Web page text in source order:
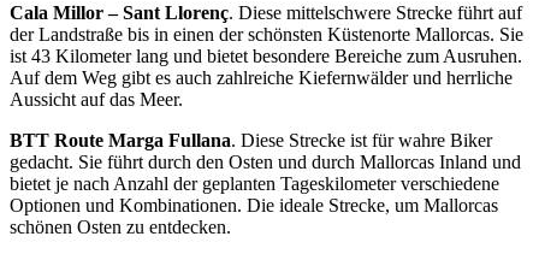
Cala Millor – Sant Llorenç. Diese mittelschwere Strecke führt auf
der Landstraße bis in einen der schönsten Küstenorte Mallorcas. Sie
ist 43 Kilometer lang und bietet besondere Bereiche zum Ausruhen.
Auf dem Weg gibt es auch zahlreiche Kiefernwälder und herrliche
Aussicht auf das Meer.
BTT Route Marga Fullana. Diese Strecke ist für wahre Biker
gedacht. Sie führt durch den Osten und durch Mallorcas Inland und
bietet je nach Anzahl der geplanten Tageskilometer verschiedene
Optionen und Kombinationen. Die ideale Strecke, um Mallorcas
schönen Osten zu entdecken.